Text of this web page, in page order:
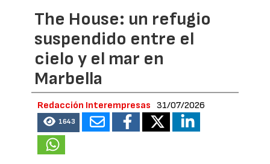
The House: un refugio
suspendido entre el
cielo y el mar en
Marbella
Redacción Interempresas 31/07/2026
1643